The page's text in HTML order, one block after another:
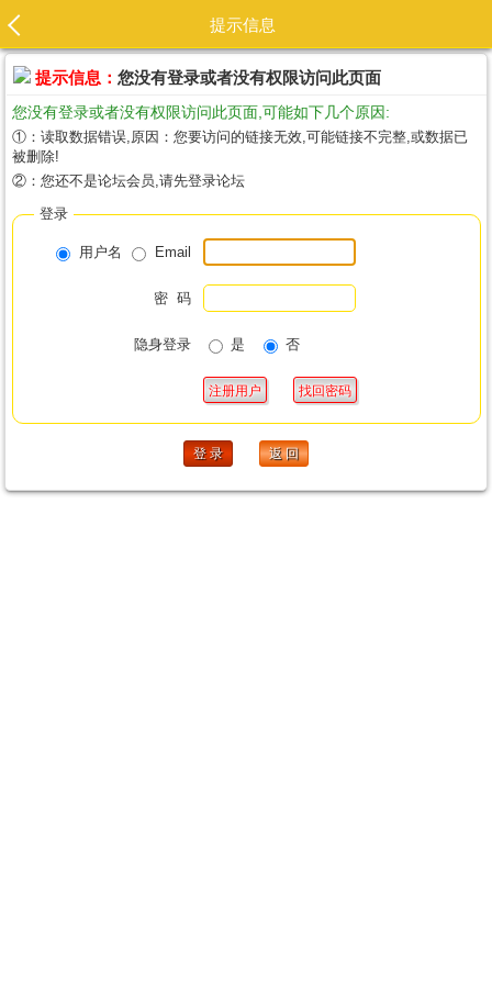
提示信息
提示信息： 您没有登录或者没有权限访问此页面
您没有登录或者没有权限访问此页面,可能如下几个原因:
①：读取数据错误,原因：您要访问的链接无效,可能链接不完整,或数据已
被删除!
②：您还不是论坛会员,请先登录论坛
登录
用户名 Email
密 码
隐身登录 是 否